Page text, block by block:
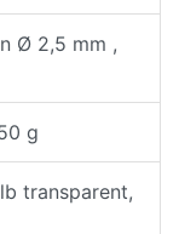
Ø 2,5 mm ,
g
transparent,